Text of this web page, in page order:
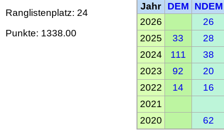
Ranglistenplatz: 24
Punkte: 1338.00
Jahr DEM
NDEM
2026
26
2025
33
28
2024
111
38
2023
92
20
2022
14
16
2021
2020
62